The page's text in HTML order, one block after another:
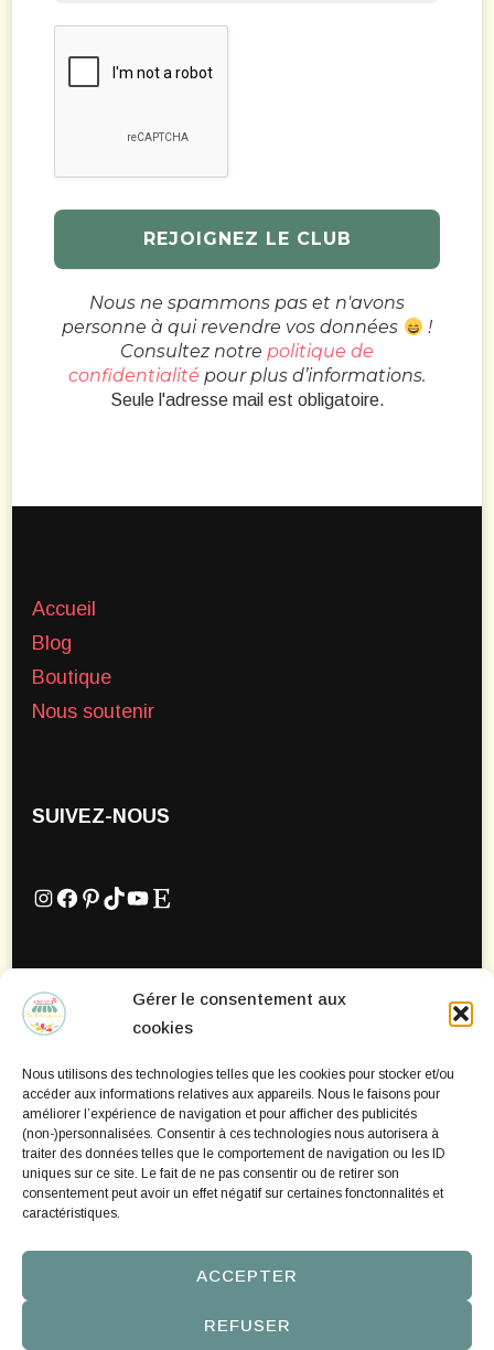
Gérer le consentement aux
cookies
Nous utilisons des technologies telles que les cookies pour stocker et/ou
accéder aux informations relatives aux appareils. Nous le faisons pour
améliorer l’expérience de navigation et pour afficher des publicités
(non-)personnalisées. Consentir à ces technologies nous autorisera à
traiter des données telles que le comportement de navigation ou les ID
uniques sur ce site. Le fait de ne pas consentir ou de retirer son
consentement peut avoir un effet négatif sur certaines fonctonnalités et
caractéristiques.
ACCEPTER
REFUSER
Nous ne spammons pas et n'avons
personne à qui revendre vos données
!
Consultez notre politique de
confidentialité pour plus d’informations.
Seule l'adresse mail est obligatoire.
Accueil
Blog
Boutique
Nous soutenir
SUIVEZ-NOUS
Instagram
Facebook
Pinterest
TikTok
YouTube
Mentions Légales
Politique de cookies